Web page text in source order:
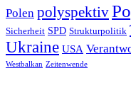
Polen polyspektiv
Sicherheit SPD Strukturpolitik
Ukraine USA
Westbalkan Zeitenwende